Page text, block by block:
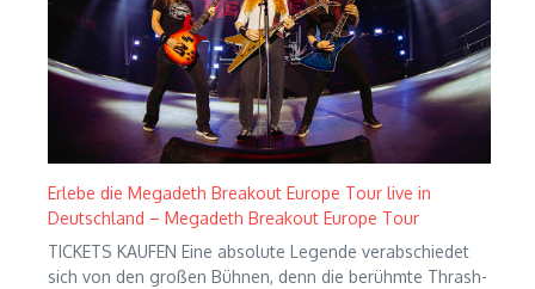
Erlebe die Megadeth Breakout Europe Tour live in
Deutschland – Megadeth Breakout Europe Tour
TICKETS KAUFEN Eine absolute Legende verabschiedet
sich von den großen Bühnen, denn die berühmte Thrash-